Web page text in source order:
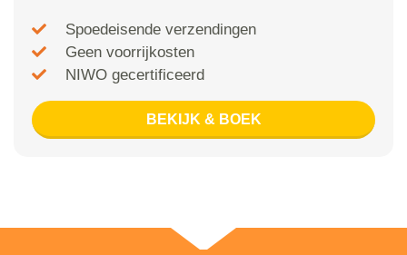
Spoedeisende verzendingen
Geen voorrijkosten
NIWO gecertificeerd
BEKIJK & BOEK